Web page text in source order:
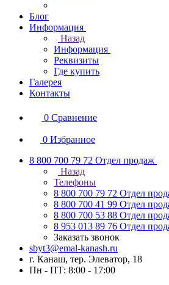
Блог
Информация
Назад
Информация
Реквизиты
Где купить
Галерея
Контакты
0 Сравнение
0 Избранное
8 800 700 79 72 Отдел продаж
Назад
Телефоны
8 800 700 79 72 Отдел
8 800 700 41 99 Отдел
8 800 700 53 88 Отдел
8 953 013 89 76 Отдел
Заказать звонок
sbyt3@emal-kanash.ru
г. Канаш, тер. Элеватор, 18
Пн - ПТ: 8:00 - 17:00